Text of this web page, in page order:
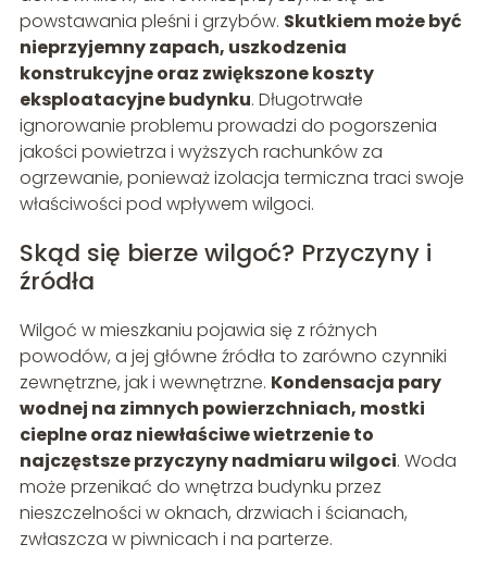
powstawania pleśni i grzybów. Skutkiem może być
nieprzyjemny zapach, uszkodzenia
konstrukcyjne oraz zwiększone koszty
eksploatacyjne budynku. Długotrwałe
ignorowanie problemu prowadzi do pogorszenia
jakości powietrza i wyższych rachunków za
ogrzewanie, ponieważ izolacja termiczna traci swoje
właściwości pod wpływem wilgoci.
Skąd się bierze wilgoć? Przyczyny i
źródła
Wilgoć w mieszkaniu pojawia się z różnych
powodów, a jej główne źródła to zarówno czynniki
zewnętrzne, jak i wewnętrzne. Kondensacja pary
wodnej na zimnych powierzchniach, mostki
cieplne oraz niewłaściwe wietrzenie to
najczęstsze przyczyny nadmiaru wilgoci. Woda
może przenikać do wnętrza budynku przez
nieszczelności w oknach, drzwiach i ścianach,
zwłaszcza w piwnicach i na parterze.